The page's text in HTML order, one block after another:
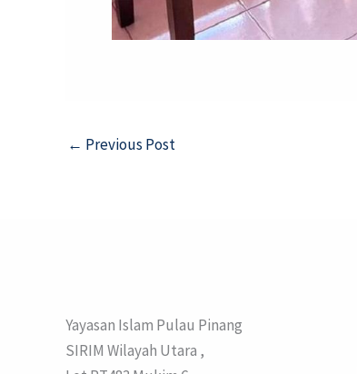
← Previous Post
Yayasan Islam Pulau Pinang
SIRIM Wilayah Utara ,